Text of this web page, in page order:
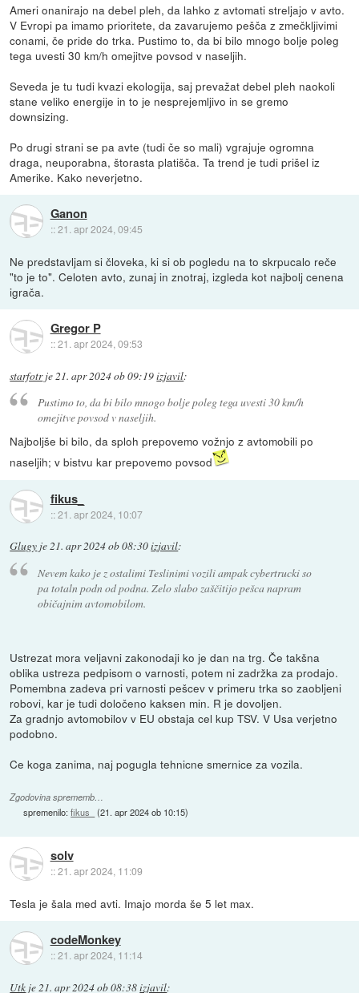
Ameri onanirajo na debel pleh, da lahko z avtomati streljajo v avto.
V Evropi pa imamo prioritete, da zavarujemo pešča z zmečkljivimi
conami, če pride do trka. Pustimo to, da bi bilo mnogo bolje poleg
tega uvesti 30 km/h omejitve povsod v naseljih.
Seveda je tu tudi kvazi ekologija, saj prevažat debel pleh naokoli
stane veliko energije in to je nesprejemljivo in se gremo
downsizing.
Po drugi strani se pa avte (tudi če so mali) vgrajuje ogromna
draga, neuporabna, štorasta platišča. Ta trend je tudi prišel iz
Amerike. Kako neverjetno.
Ganon
::21. apr 2024, 09:45
Ne predstavljam si človeka, ki si ob pogledu na to skrpucalo reče
"to je to". Celoten avto, zunaj in znotraj, izgleda kot najbolj cenena
igrača.
Gregor P
::21. apr 2024, 09:53
starfotrje21. apr 2024 ob 09:19izjavil:
Pustimo to, da bi bilo mnogo bolje poleg tega uvesti 30 km/h
omejitve povsod v naseljih.
Najboljše bi bilo, da sploh prepovemo vožnjo z avtomobili po
naseljih; v bistvu kar prepovemo povsod
fikus_
::21. apr 2024, 10:07
Glugy je21. apr 2024 ob 08:30izjavil:
Nevem kako je z ostalimi Teslinimi vozili ampak cybertrucki so
pa totaln podn od podna. Zelo slabo zaščitijo pešca napram
običajnim avtomobilom.
Ustrezat mora veljavni zakonodaji ko je dan na trg. Če takšna
oblika ustreza pedpisom o varnosti, potem ni zadržka za prodajo.
Pomembna zadeva pri varnosti pešcev v primeru trka so zaobljeni
robovi, kar je tudi določeno kaksen min. R je dovoljen.
Za gradnjo avtomobilov v EU obstaja cel kup TSV. V Usa verjetno
podobno.
Ce koga zanima, naj pogugla tehnicne smernice za vozila.
Zgodovina sprememb…
spremenilo:fikus_ (21. apr 2024 ob 10:15)
solv
::21. apr 2024, 11:09
Tesla je šala med avti. Imajo morda še 5 let max.
codeMonkey
::21. apr 2024, 11:14
Utk je21. apr 2024 ob 08:38izjavil: